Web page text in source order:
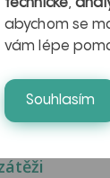
technické,
abychom se
vám lépe
Souhlasím